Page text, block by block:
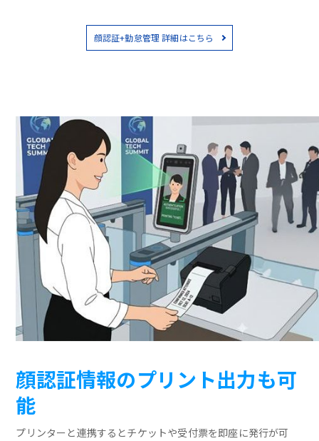
顔認証+勤怠管理 詳細はこちら
顔認証情報のプリント出力も可
能
プリンターと連携するとチケットや受付票を即座に発行が可